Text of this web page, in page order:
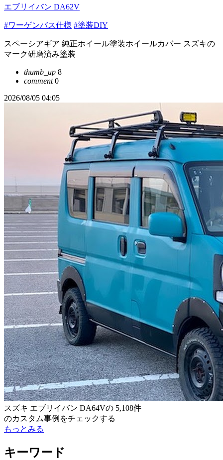
エブリイバン DA62V
#ワーゲンバス仕様 #塗装DIY
スペーシアギア 純正ホイール塗装ホイールカバー スズキの
マーク研磨済み塗装
thumb_up 8
comment0
2026/08/05 04:05
スズキ エブリイバン DA64Vの 5,108件
のカスタム事例をチェックする
もっとみる
キーワード